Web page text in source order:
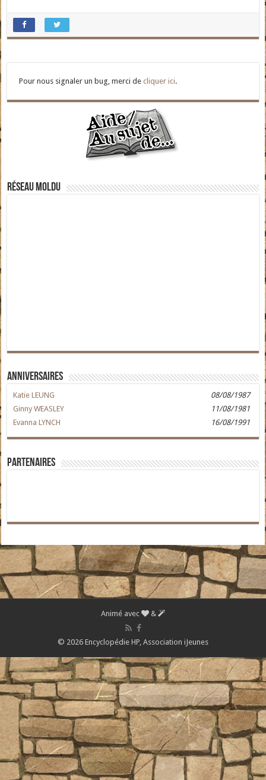
Pour nous signaler un bug, merci decliquer ici.
Réseau moldu
Anniversaires
Katie LEUNG
08/08/1987
Ginny WEASLEY
11/08/1981
Evanna LYNCH
16/08/1991
Partenaires
Animé avec &
© 2026 Encyclopédie HP, Association iJeunes